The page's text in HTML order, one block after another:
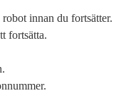
innan du fortsätter.
fortsätta.